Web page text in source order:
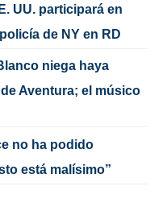
UU. participará en
de NY en RD
niega haya
Aventura; el músico
no ha podido
está malísimo”